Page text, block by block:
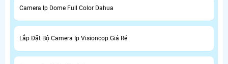
Camera Ip Dome Full Color Dahua
Lắp Đặt Bộ Camera Ip Visioncop Giá Rẻ